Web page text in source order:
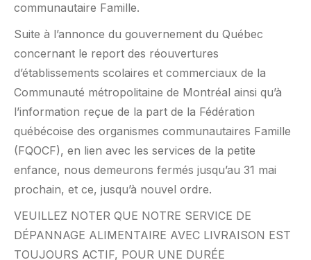
communautaire Famille.
Suite à l’annonce du gouvernement du Québec
concernant le report des réouvertures
d’établissements scolaires et commerciaux de la
Communauté métropolitaine de Montréal ainsi qu’à
l’information reçue de la part de la Fédération
québécoise des organismes communautaires Famille
(FQOCF), en lien avec les services de la petite
enfance, nous demeurons fermés jusqu’au 31 mai
prochain, et ce, jusqu’à nouvel ordre.
VEUILLEZ NOTER QUE NOTRE SERVICE DE
DÉPANNAGE ALIMENTAIRE AVEC LIVRAISON EST
TOUJOURS ACTIF, POUR UNE DURÉE